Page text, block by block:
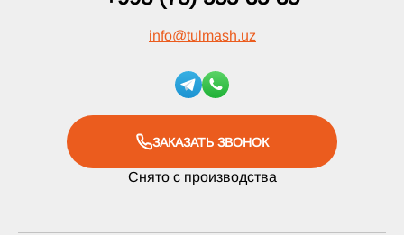
info@tulmash.uz
ЗАКАЗАТЬ ЗВОНОК
Снято с производства